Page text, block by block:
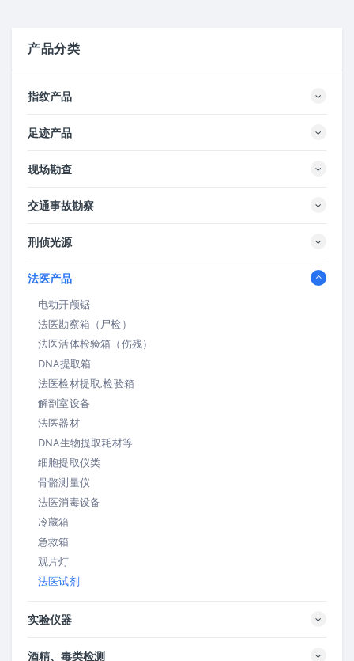
产品分类
指纹产品
足迹产品
现场勘查
交通事故勘察
刑侦光源
法医产品
电动开颅锯
法医勘察箱（尸检）
法医活体检验箱（伤残）
DNA提取箱
法医检材提取,检验箱
解剖室设备
法医器材
DNA生物提取耗材等
细胞提取仪类
骨骼测量仪
法医消毒设备
冷藏箱
急救箱
观片灯
法医试剂
实验仪器
酒精、毒类检测